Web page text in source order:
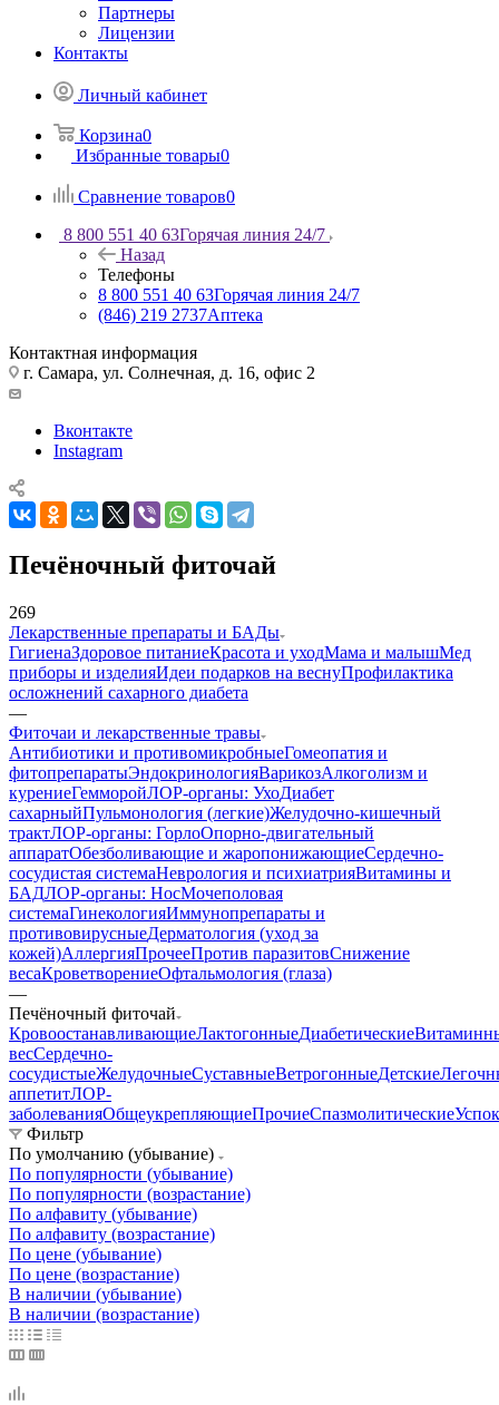
Партнеры
Лицензии
Контакты
Личный кабинет
Корзина0
Избранные товары0
Сравнение товаров0
8 800 551 40 63Горячая линия 24/7
Назад
Телефоны
8 800 551 40 63Горячая линия 24/7
(846) 219 2737Аптека
Контактная информация
г. Самара, ул. Солнечная, д. 16, офис 2
Вконтакте
Instagram
Печёночный фиточай
269
Лекарственные препараты и БАДы
ГигиенаЗдоровое питаниеКрасота и уходМама и малышМед
приборы и изделияИдеи подарков на веснуПрофилактика
осложнений сахарного диабета
—
Фиточаи и лекарственные травы
Антибиотики и противомикробныеГомеопатия и
фитопрепаратыЭндокринологияВарикозАлкоголизм и
курениеГемморойЛОР-органы: УхоДиабет
сахарныйПульмонология (легкие)Желудочно-кишечный
трактЛОР-органы: ГорлоОпорно-двигательный
аппаратОбезболивающие и жаропонижающиеСердечно-
сосудистая системаНеврология и психиатрияВитамины и
БАДЛОР-органы: НосМочеполовая
системаГинекологияИммунопрепараты и
противовирусныеДерматология (уход за
кожей)АллергияПрочееПротив паразитовСнижение
весаКроветворениеОфтальмология (глаза)
—
Печёночный фиточай
КровоостанавливающиеЛактогонныеДиабетические
весСердечно-
сосудистыеЖелудочныеСуставныеВетрогонныеДетские
аппетитЛОР-
заболеванияОбщеукрепляющиеПрочиеСпазмолитические
Фильтр
По умолчанию (убывание)
По популярности (убывание)
По популярности (возрастание)
По алфавиту (убывание)
По алфавиту (возрастание)
По цене (убывание)
По цене (возрастание)
В наличии (убывание)
В наличии (возрастание)